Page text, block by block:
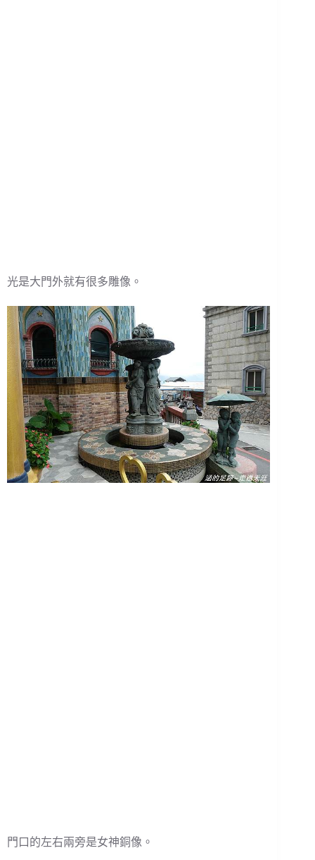
光是大門外就有很多雕像。
門口的左右兩旁是女神銅像。